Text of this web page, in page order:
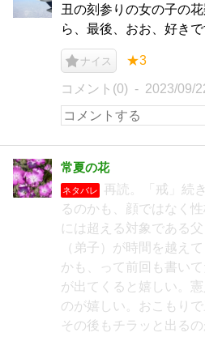
丑の刻参りの女の子の
ら、最後、おお、好きで
ナイス ★3
コメント(0) 2023/09/
常夏の花
ネタバレ
再読。「戒」続
るのかも、顔ではなく
には超える対象である
（弟子）が時間を越え
かも、って前回も書い
が出てくると嬉しい。
のが嬉しい。おこもり
その後もチラッと出る